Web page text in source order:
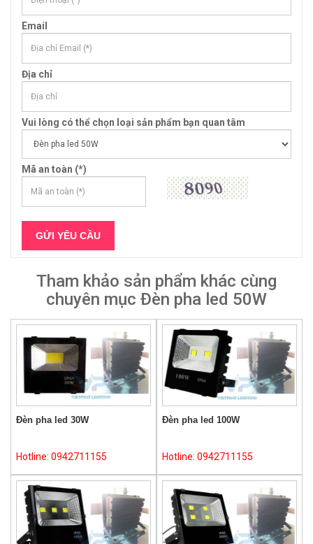
Email
Địa chỉ
Vui lòng có thể chọn loại sản phẩm bạn quan tâm
Mã an toàn (*)
Tham khảo sản phẩm khác cùng
chuyên mục Đèn pha led 50W
Đèn pha led 30W
Hotline: 0942711155
Đèn pha led 100W
Hotline: 0942711155